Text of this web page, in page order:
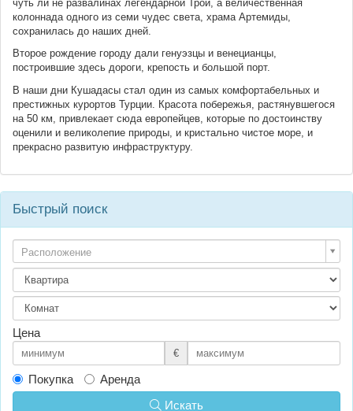
чуть ли не развалинах легендарной Трои, а величественная
колоннада одного из семи чудес света, храма Артемиды,
сохранилась до наших дней.
Второе рождение городу дали генуэзцы и венецианцы,
построившие здесь дороги, крепость и большой порт.
В наши дни Кушадасы стал один из самых комфортабельных и
престижных курортов Турции. Красота побережья, растянувшегося
на 50 км, привлекает сюда европейцев, которые по достоинству
оценили и великолепие природы, и кристально чистое море, и
прекрасно развитую инфраструктуру.
Быстрый поиск
Расположение
Цена
€
Покупка
Аренда
Искать